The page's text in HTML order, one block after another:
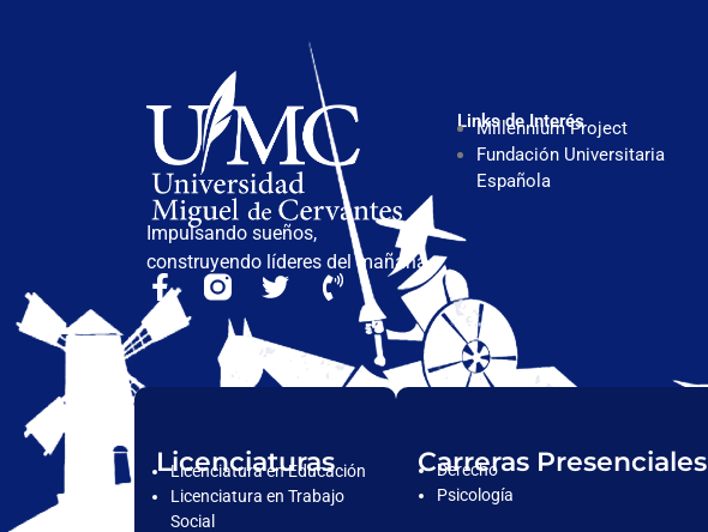
Impulsando sueños,
construyendo líderes del mañana.
Links de Interés
Millennium Project
Fundación Universitaria
Española
Licenciaturas
Licenciatura en Educación
Licenciatura en Trabajo
Social
Carreras Presenciales
Derecho
Psicología